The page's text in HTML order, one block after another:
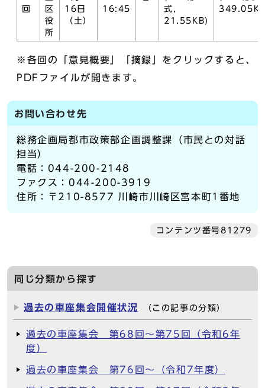
回
区
役
所
16日
（土）
16:45
式,
21.55KB)
※各回の「意見概要」「摘録」をクリックすると、
PDFファイルが開きます。
お問い合わせ先
総務企画局都市政策部企画調整課（市民との対話
担当）
電話：044-200-2148
ファクス：044-200-3919
住所：〒210-8577 川崎市川崎区宮本町1番地
コンテンツ番号81279
同じ分類から探す
過去の車座集会開催状況 （この記事の分類）
過去の車座集会 第68回～第75回（令和6年
度）
過去の車座集会 第76回～（令和7年度）